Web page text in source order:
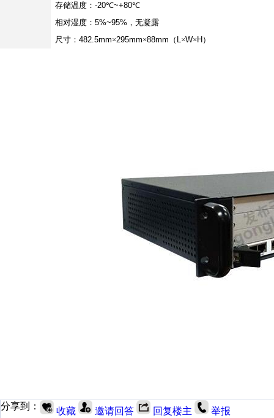
存储温度： -20℃~+80℃
相对湿度： 5%~95% ，无凝露
尺寸： 482.5mm×295mm×88mm （ L×W×H ）
分享到： 收藏 邀请回答 回复楼主 举报